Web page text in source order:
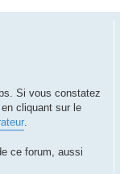
Si vous constatez
cliquant sur le
ce forum, aussi